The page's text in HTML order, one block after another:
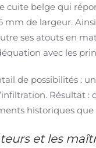
cuite belge qui
mm de largeur.
ses atouts en
avec les
de possibilités :
historiques
et les